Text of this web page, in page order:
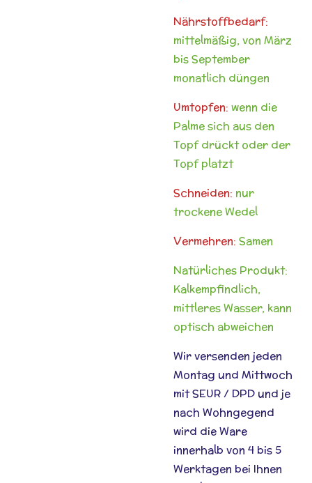
Nährstoffbedarf:
mittelmäßig, von März
bis September
monatlich düngen
Umtopfen: wenn die
Palme sich aus den
Topf drückt oder der
Topf platzt
Schneiden: nur
trockene Wedel
Vermehren: Samen
Natürliches Produkt:
Kalkempfindlich,
mittleres Wasser, kann
optisch abweichen
Wir versenden jeden
Montag und Mittwoch
mit SEUR / DPD und je
nach Wohngegend
wird die Ware
innerhalb von 4 bis 5
Werktagen bei Ihnen